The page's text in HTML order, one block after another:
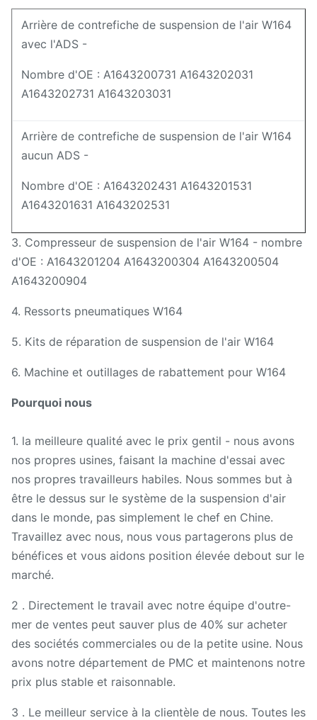
Arrière de contrefiche de suspension de l'air W164
avec l'ADS -
Nombre d'OE : A1643200731 A1643202031
A1643202731 A1643203031
Arrière de contrefiche de suspension de l'air W164
aucun ADS -
Nombre d'OE : A1643202431 A1643201531
A1643201631 A1643202531
3. Compresseur de suspension de l'air W164 - nombre
d'OE : A1643201204 A1643200304 A1643200504
A1643200904
4. Ressorts pneumatiques W164
5. Kits de réparation de suspension de l'air W164
6. Machine et outillages de rabattement pour W164
Pourquoi nous
1. la meilleure qualité avec le prix gentil - nous avons
nos propres usines, faisant la machine d'essai avec
nos propres travailleurs habiles. Nous sommes but à
être le dessus sur le système de la suspension d'air
dans le monde, pas simplement le chef en Chine.
Travaillez avec nous, nous vous partagerons plus de
bénéfices et vous aidons position élevée debout sur le
marché.
2 . Directement le travail avec notre équipe d'outre-
mer de ventes peut sauver plus de 40% sur acheter
des sociétés commerciales ou de la petite usine. Nous
avons notre département de PMC et maintenons notre
prix plus stable et raisonnable.
3 . Le meilleur service à la clientèle de nous. Toutes les